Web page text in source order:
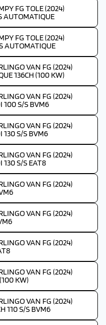
FG TOLE (2024)
AUTOMATIQUE
FG TOLE (2024)
AUTOMATIQUE
VAN FG (2024)
136CH (100 KW)
VAN FG (2024)
100 S/S BVM6
VAN FG (2024)
130 S/S BVM6
VAN FG (2024)
130 S/S EAT8
VAN FG (2024)
VAN FG (2024)
VAN FG (2024)
VAN FG (2024)
KW)
VAN FG (2024)
110 S/S BVM6